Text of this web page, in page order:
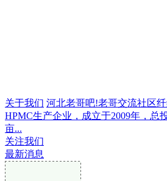
关于我们 河北老哥吧!老哥交流社区
HPMC生产企业，成立于2009年，总
亩...
关注我们
最新消息